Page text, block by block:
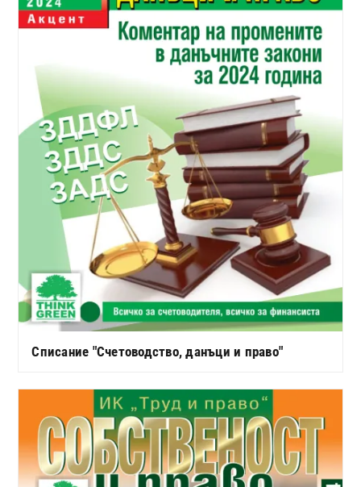
Списание "Счетоводство, данъци и право"